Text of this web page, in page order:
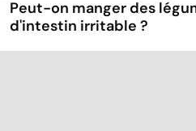
Peut-on manger des
d'intestin irritable ?